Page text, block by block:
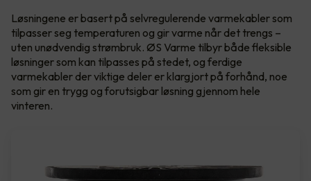
Løsningene er basert på selvregulerende varmekabler som
tilpasser seg temperaturen og gir varme når det trengs –
uten unødvendig strømbruk. ØS Varme tilbyr både fleksible
løsninger som kan tilpasses på stedet, og ferdige
varmekabler der viktige deler er klargjort på forhånd, noe
som gir en trygg og forutsigbar løsning gjennom hele
vinteren.